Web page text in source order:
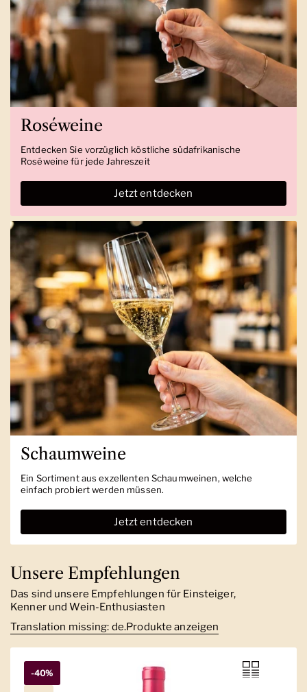
Roséweine
Entdecken Sie vorzüglich köstliche südafrikanische
Roséweine für jede Jahreszeit
Jetzt entdecken
Schaumweine
Ein Sortiment aus exzellenten Schaumweinen, welche
einfach probiert werden müssen.
Jetzt entdecken
Unsere Empfehlungen
Das sind unsere Empfehlungen für Einsteiger,
Kenner und Wein-Enthusiasten
Translation missing: de.Produkte anzeigen
-40%